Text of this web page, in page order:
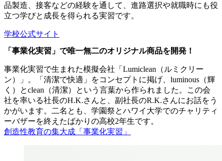
品製造、接客などの経験を通して、進路選択や就職時にも役
立つ学びと成長を得られる実習です。
学校公式サイト
「事業化実習」で唯一無二のオリジナル商品を開発！
事業化実習で生まれた模擬会社「Lumiclean（ルミクリー
ン）」。「清潔で快適」をコンセプトに掲げ、luminous（輝
く）とclean（清潔）という言葉から作られました。この会
社を率いる社長のH.K.さんと、副社長のR.K.さんにお話をう
かがいます。二名とも、学園祭とハワイ大学でのチャリティ
ーバザーを終えたばかりの高校2年生です。
創造性教育の集大成「事業化実習」